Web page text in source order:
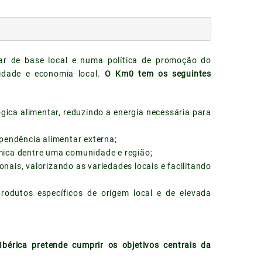
de base local e numa política de promoção do
e economia local. O Km0 tem os seguintes
alimentar, reduzindo a energia necessária para
alimentar externa;
dentre uma comunidade e região;
valorizando as variedades locais e facilitando
específicos de origem local e de elevada
pretende cumprir os objetivos centrais da